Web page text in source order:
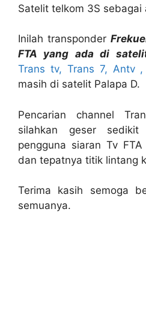
Satelit telkom 3S sebagai
Inilah transponder
FTA yang ada di
Trans tv, Trans 7, Antv ,
masih di satelit Palapa D.
Pencarian channel
silahkan geser
pengguna siaran Tv
dan tepatnya titik lintang
Terima kasih semoga
semuanya.